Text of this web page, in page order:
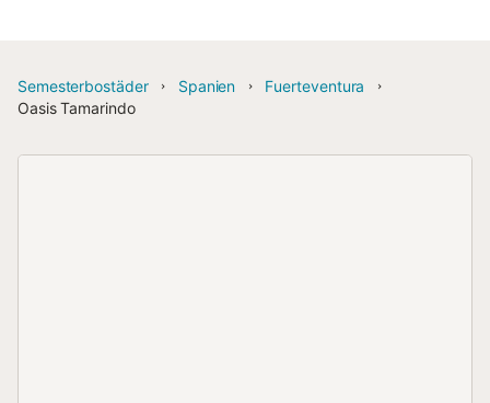
Semesterbostäder Spanien
Fuerteventura
Oasis Tamarindo